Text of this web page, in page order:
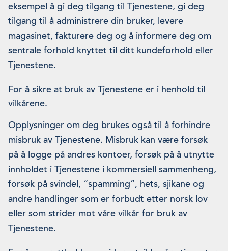
eksempel å gi deg tilgang til Tjenestene, gi deg
tilgang til å administrere din bruker, levere
magasinet, fakturere deg og å informere deg om
sentrale forhold knyttet til ditt kundeforhold eller
Tjenestene.
For å sikre at bruk av Tjenestene er i henhold til
vilkårene.
Opplysninger om deg brukes også til å forhindre
misbruk av Tjenestene. Misbruk kan være forsøk
på å logge på andres kontoer, forsøk på å utnytte
innholdet i Tjenestene i kommersiell sammenheng,
forsøk på svindel, “spamming”, hets, sjikane og
andre handlinger som er forbudt etter norsk lov
eller som strider mot våre vilkår for bruk av
Tjenestene.